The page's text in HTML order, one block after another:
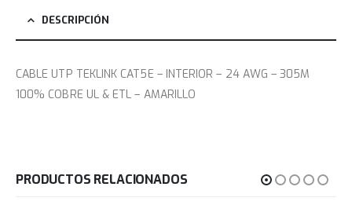
DESCRIPCIÓN
CABLE UTP TEKLINK CAT5E – INTERIOR – 24 AWG – 305M
100% COBRE UL & ETL – AMARILLO
PRODUCTOS RELACIONADOS